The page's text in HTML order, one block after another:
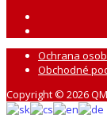
Ochrana
Obchodné
Copyright © 2026